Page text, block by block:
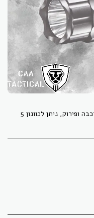
מתאם פנס לנשק חזק ועמיד מפולימר קל להרכבה ופירוק, ניתן לכוונון 5